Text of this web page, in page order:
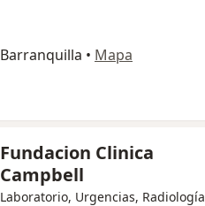
• Mapa
Fundacion Clinica
Campbell
Laboratorio, Urgencias, Radiología